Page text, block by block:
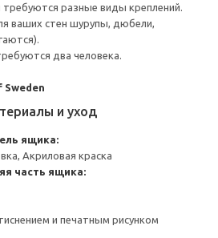
требуются разные виды креплений.
ваших стен шурупы, дюбели,
два человека.
Sweden
и уход
ящика:
Акриловая краска
часть ящика:
и печатным рисунком